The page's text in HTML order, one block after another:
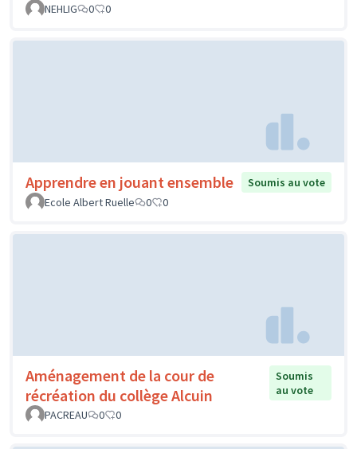
NEHLIG
0 0
Apprendre en jouant ensemble
Soumis au vote
Ecole Albert Ruelle
0 0
Aménagement de la cour de
récréation du collège Alcuin
Soumis
au vote
PACREAU
0 0